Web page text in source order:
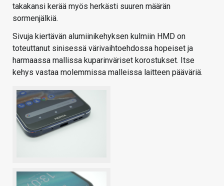
takakansi kerää myös herkästi suuren määrän
sormenjälkiä.
Sivuja kiertävän alumiinikehyksen kulmiin HMD on
toteuttanut sinisessä värivaihtoehdossa hopeiset ja
harmaassa mallissa kuparinväriset korostukset. Itse
kehys vastaa molemmissa malleissa laitteen pääväriä.